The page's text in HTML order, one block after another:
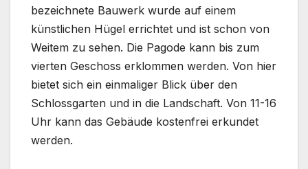
bezeichnete Bauwerk wurde auf einem
künstlichen Hügel errichtet und ist schon von
Weitem zu sehen. Die Pagode kann bis zum
vierten Geschoss erklommen werden. Von hier
bietet sich ein einmaliger Blick über den
Schlossgarten und in die Landschaft. Von 11-16
Uhr kann das Gebäude kostenfrei erkundet
werden.